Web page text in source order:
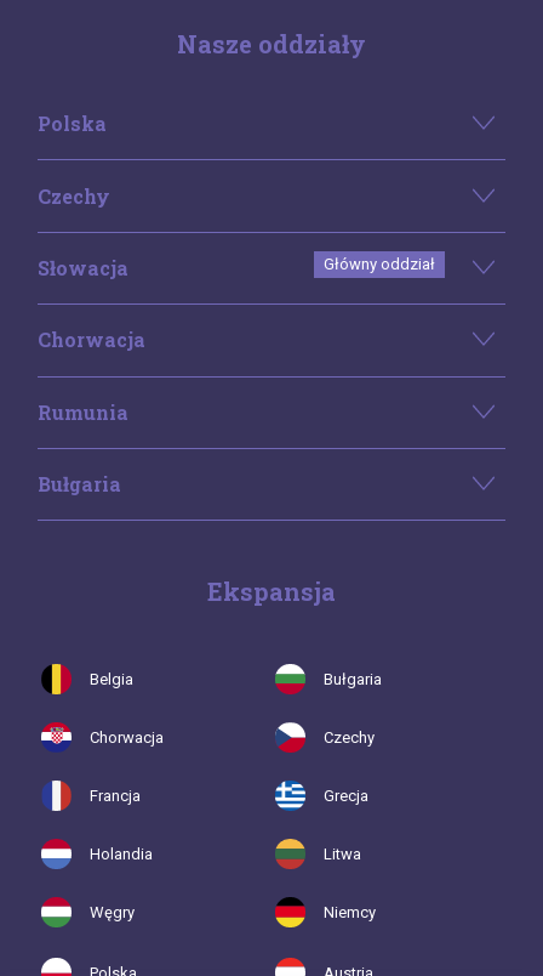
Nasze oddziały
Polska
Czechy
Słowacja Główny oddział
Chorwacja
Rumunia
Bułgaria
Ekspansja
Belgia Bułgaria
Chorwacja Czechy
Francja Grecja
Holandia Litwa
Węgry Niemcy